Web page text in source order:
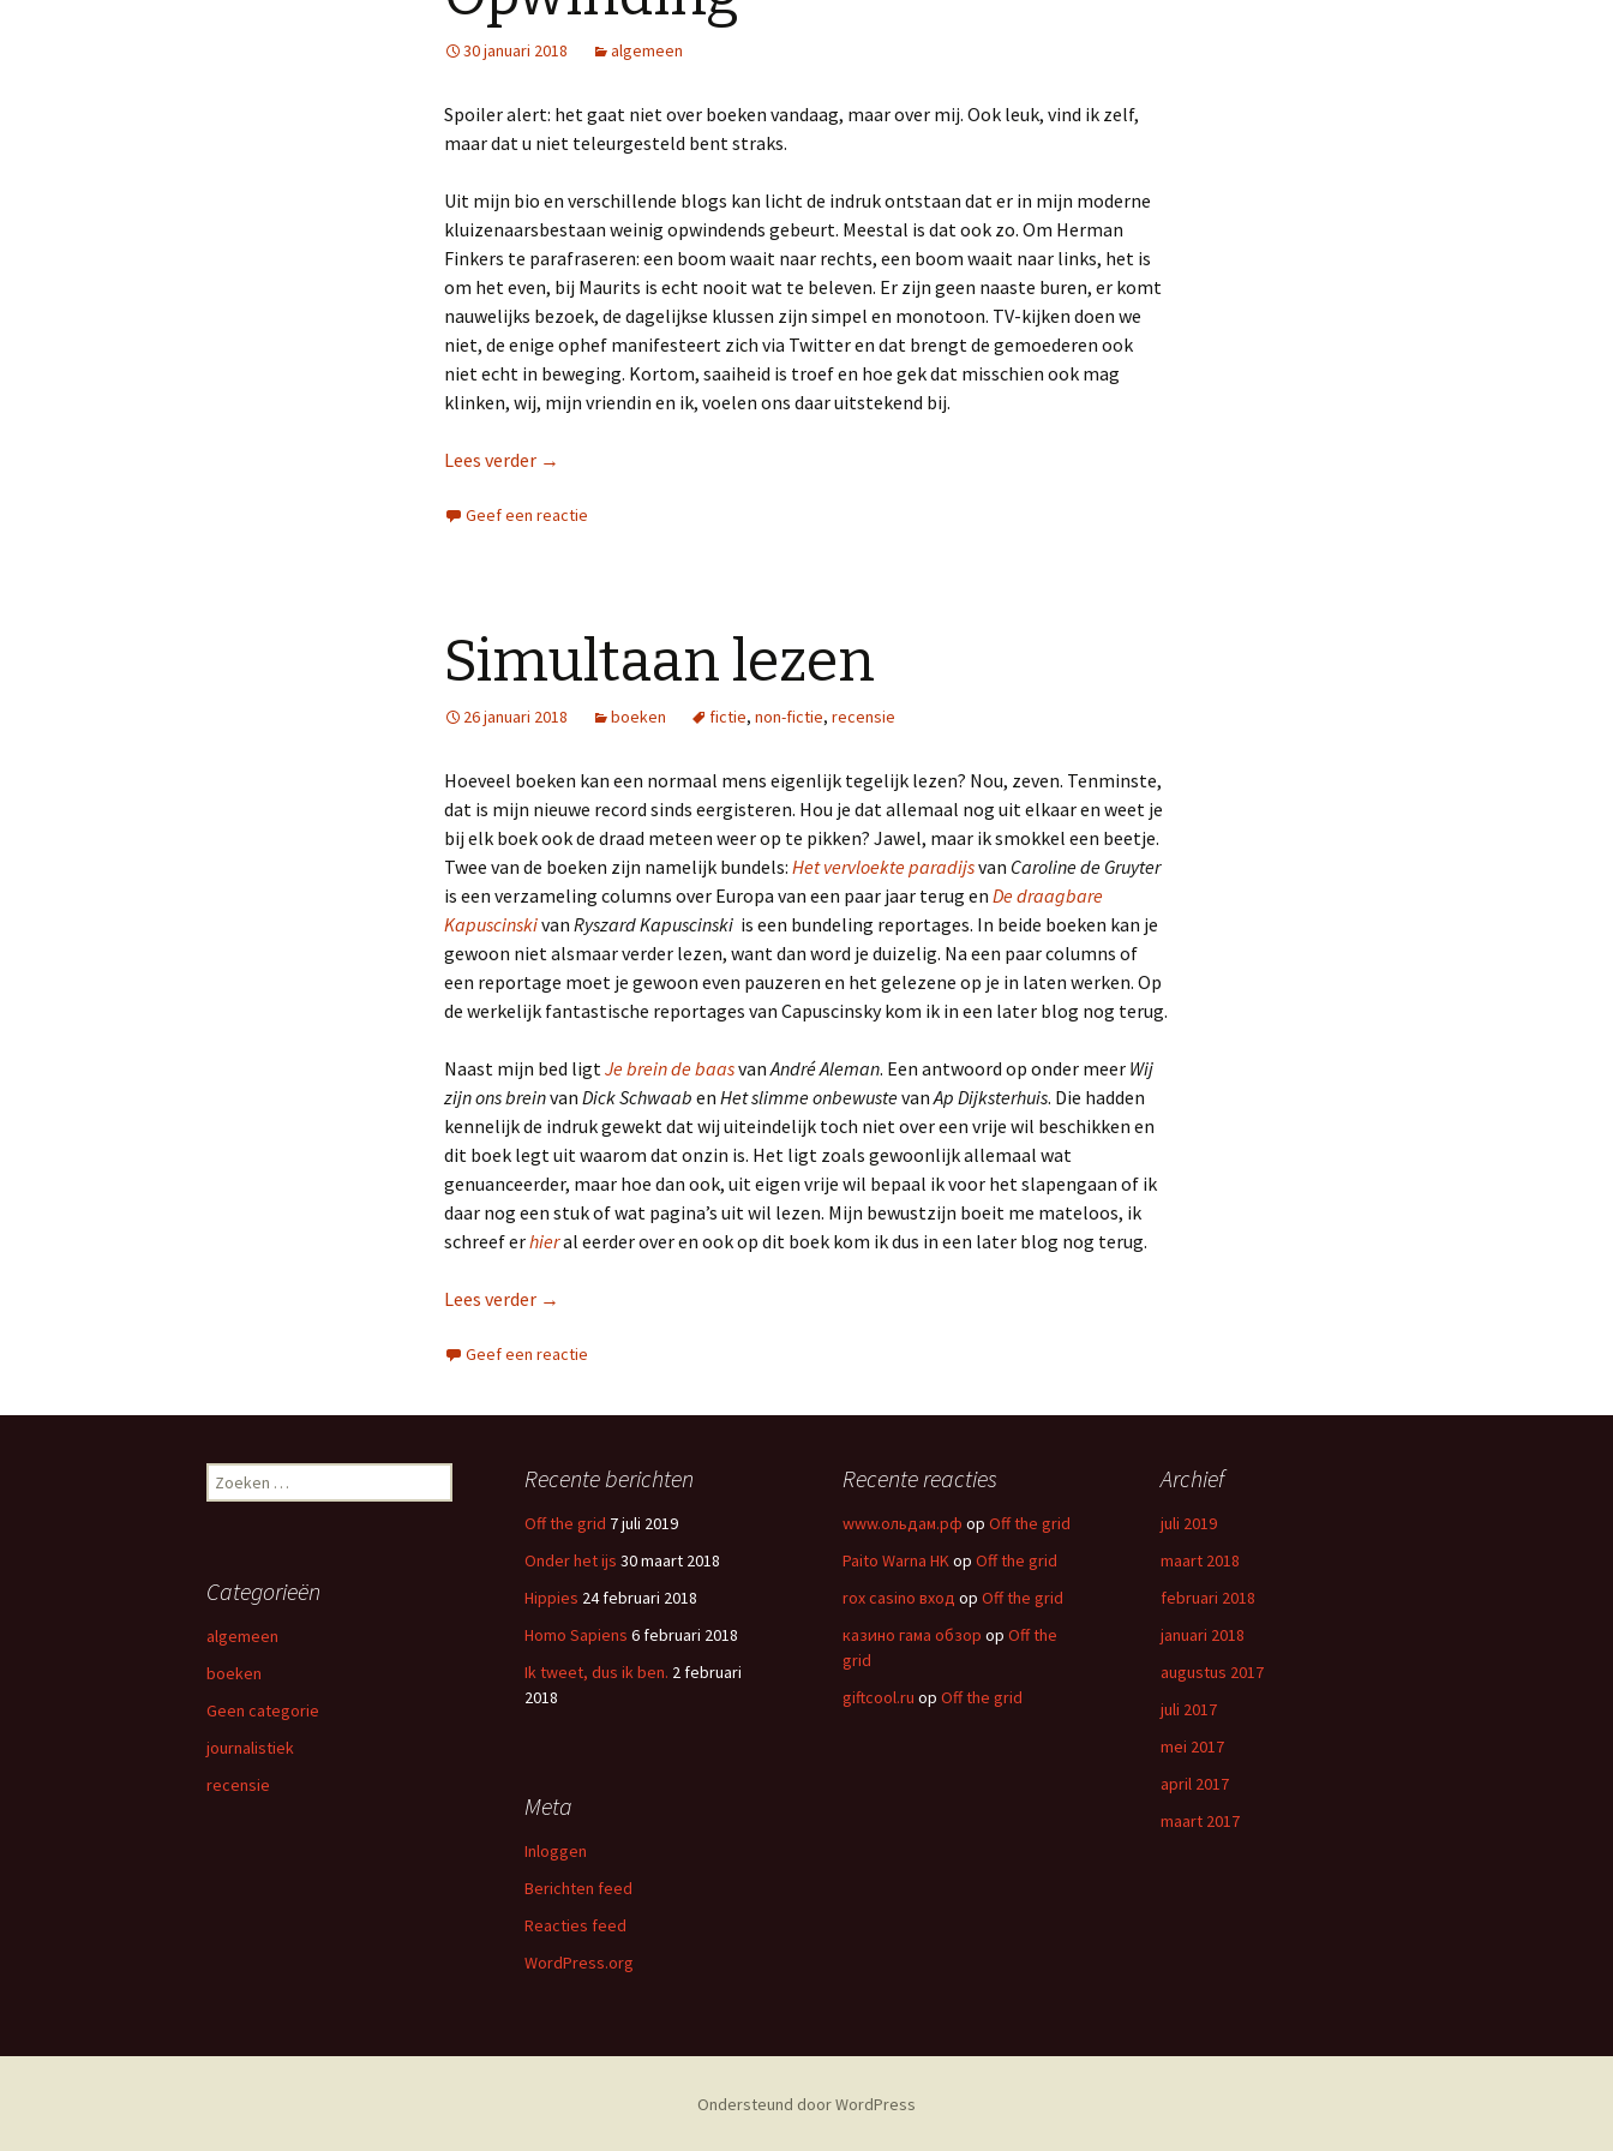
30 januari 2018 algemeen
Spoiler alert: het gaat niet over boeken vandaag, maar over mij. Ook leuk, vind ik zelf,
maar dat u niet teleurgesteld bent straks.
Uit mijn bio en verschillende blogs kan licht de indruk ontstaan dat er in mijn moderne
kluizenaarsbestaan weinig opwindends gebeurt. Meestal is dat ook zo. Om Herman
Finkers te parafraseren: een boom waait naar rechts, een boom waait naar links, het is
om het even, bij Maurits is echt nooit wat te beleven. Er zijn geen naaste buren, er komt
nauwelijks bezoek, de dagelijkse klussen zijn simpel en monotoon. TV-kijken doen we
niet, de enige ophef manifesteert zich via Twitter en dat brengt de gemoederen ook
niet echt in beweging. Kortom, saaiheid is troef en hoe gek dat misschien ook mag
klinken, wij, mijn vriendin en ik, voelen ons daar uitstekend bij.
Lees verder Opwinding
→
Geef een reactie
Simultaan lezen
26 januari 2018 boeken fictie, non-fictie, recensie
Hoeveel boeken kan een normaal mens eigenlijk tegelijk lezen? Nou, zeven. Tenminste,
dat is mijn nieuwe record sinds eergisteren. Hou je dat allemaal nog uit elkaar en weet je
bij elk boek ook de draad meteen weer op te pikken? Jawel, maar ik smokkel een beetje.
Twee van de boeken zijn namelijk bundels: Het vervloekte paradijsvan Caroline de Gruyter
is een verzameling columns over Europa van een paar jaar terug en De draagbare
Kapuscinskivan Ryszard Kapuscinski is een bundeling reportages. In beide boeken kan je
gewoon niet alsmaar verder lezen, want dan word je duizelig. Na een paar columns of
een reportage moet je gewoon even pauzeren en het gelezene op je in laten werken. Op
de werkelijk fantastische reportages van Capuscinsky kom ik in een later blog nog terug.
Naast mijn bed ligtJe brein de baasvanAndré Aleman. Een antwoord op onder meer Wij
zijn ons breinvan Dick Schwaab en Het slimme onbewustevanAp Dijksterhuis. Die hadden
kennelijk de indruk gewekt dat wij uiteindelijk toch niet over een vrije wil beschikken en
dit boek legt uit waarom dat onzin is. Het ligt zoals gewoonlijk allemaal wat
genuanceerder, maar hoe dan ook, uit eigen vrije wil bepaal ik voor het slapengaan of ik
daar nog een stuk of wat pagina’s uit wil lezen. Mijn bewustzijn boeit me mateloos, ik
schreef erhieral eerder over en ook op dit boek kom ik dus in een later blog nog terug.
Lees verder Simultaan lezen
→
Geef een reactie
o
n
a
r
Recente berichten
Off the grid 7 juli 2019
Onder het ijs 30 maart 2018
Hippies 24 februari 2018
Homo Sapiens 6 februari 2018
Ik tweet, dus ik ben. 2 februari
2018
Recente reacties
www.ольдам.рф op Off the grid
Paito Warna HKop Off the grid
rox casino вход op Off the grid
казино гама обзор op Off the
grid
giftcool.ru op Off the grid
Archief
juli 2019
maart 2018
februari 2018
januari 2018
augustus 2017
juli 2017
mei 2017
april 2017
maart 2017
Categorieën
algemeen
boeken
Geen categorie
journalistiek
recensie
Meta
Inloggen
Berichten feed
Reacties feed
WordPress.org
Ondersteund door WordPress